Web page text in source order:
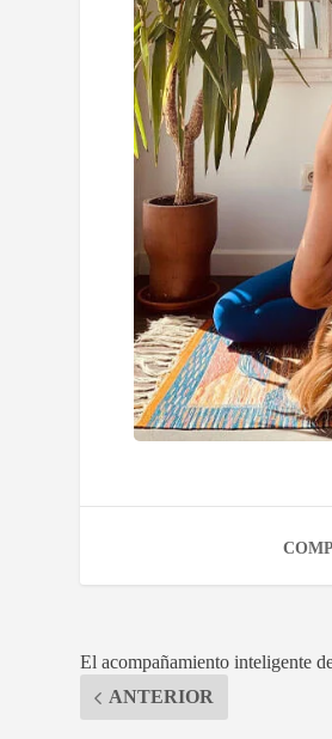
El acompañamiento inteligente
ANTERIOR